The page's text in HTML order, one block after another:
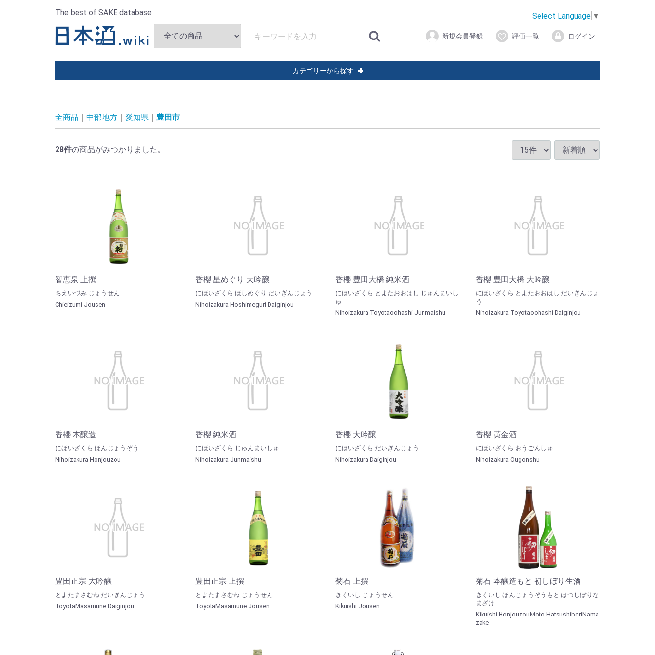
The best of SAKE database Select Language ▼
新規会員登録 評価一覧 ログイン
カテゴリーから探す
全商品 中部地方 愛知県 豊田市
28件の商品がみつかりました。
智恵泉 上撰
ちえいづみ じょうせん
Chieizumi Jousen
香櫻 星めぐり 大吟醸
にほいざくら ほしめぐり だいぎんじょう
Nihoizakura Hoshimeguri Daiginjou
香櫻 豊田大橋 純米酒
にほいざくら とよたおおはし じゅんまいし
ゅ
Nihoizakura Toyotaoohashi Junmaishu
香櫻 豊田大橋 大吟醸
にほいざくら とよたおおはし だいぎんじょ
う
Nihoizakura Toyotaoohashi Daiginjou
香櫻 本醸造
にほいざくら ほんじょうぞう
Nihoizakura Honjouzou
香櫻 純米酒
にほいざくら じゅんまいしゅ
Nihoizakura Junmaishu
香櫻 大吟醸
にほいざくら だいぎんじょう
Nihoizakura Daiginjou
香櫻 黄金酒
にほいざくら おうごんしゅ
Nihoizakura Ougonshu
豊田正宗 大吟醸
とよたまさむね だいぎんじょう
ToyotaMasamune Daiginjou
豊田正宗 上撰
とよたまさむね じょうせん
ToyotaMasamune Jousen
菊石 上撰
きくいし じょうせん
Kikuishi Jousen
菊石 本醸造もと 初しぼり生酒
きくいし ほんじょうぞうもと はつしぼりな
まざけ
Kikuishi HonjouzouMoto HatsushiboriNama
zake